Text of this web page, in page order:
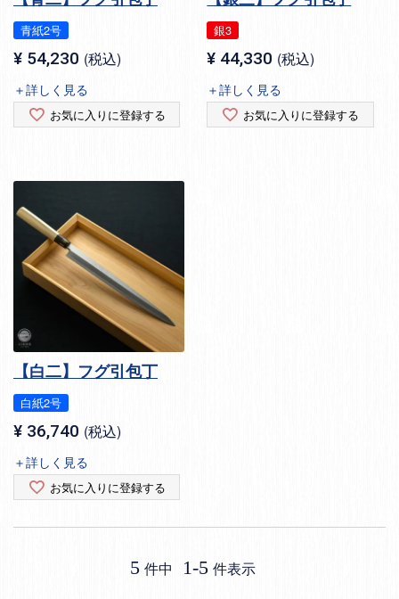
青紙2号
¥ 54,230 税込
＋詳しく見る
お気に入りに登録する
銀3
¥ 44,330 税込
＋詳しく見る
お気に入りに登録する
【白二】フグ引包丁
白紙2号
¥ 36,740 税込
＋詳しく見る
お気に入りに登録する
5 件中 1-5 件表示